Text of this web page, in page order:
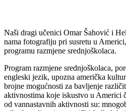
Naši dragi učenici Omar Šahović i
nama fotografiju pri susretu u
programu razmjene srednjoškolaca.
Program razmjene srednjoškolaca,
engleski jezik, upozna američka
brojne mogućnosti za bavljenje
aktivnostima koje iskustvo u Americi
od vannastavnih aktivnosti su: